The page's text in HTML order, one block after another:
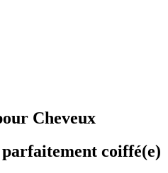
Cheveux
coiffé(e)